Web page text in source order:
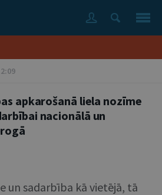
apkarošanā liela nozīme
nacionālā un
un sadarbība kā vietējā, tā